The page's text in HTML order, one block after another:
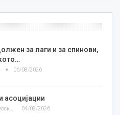
за лаги и за спинови,
06/08/2026
асоцијации
Златко Теодосиевски 04/08/2026